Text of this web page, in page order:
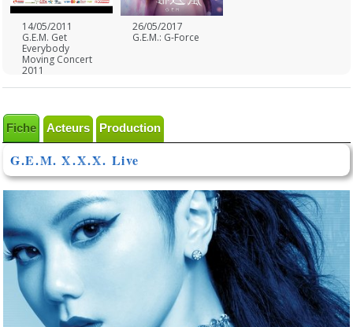
14/05/2011
G.E.M. Get
Everybody
Moving Concert
2011
26/05/2017
G.E.M.: G-Force
Fiche Acteurs Production
G.E.M. X.X.X. Live